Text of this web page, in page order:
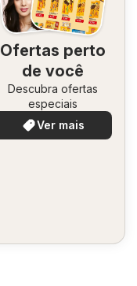
Ofertas perto
de você
Descubra ofertas
especiais
Ver mais